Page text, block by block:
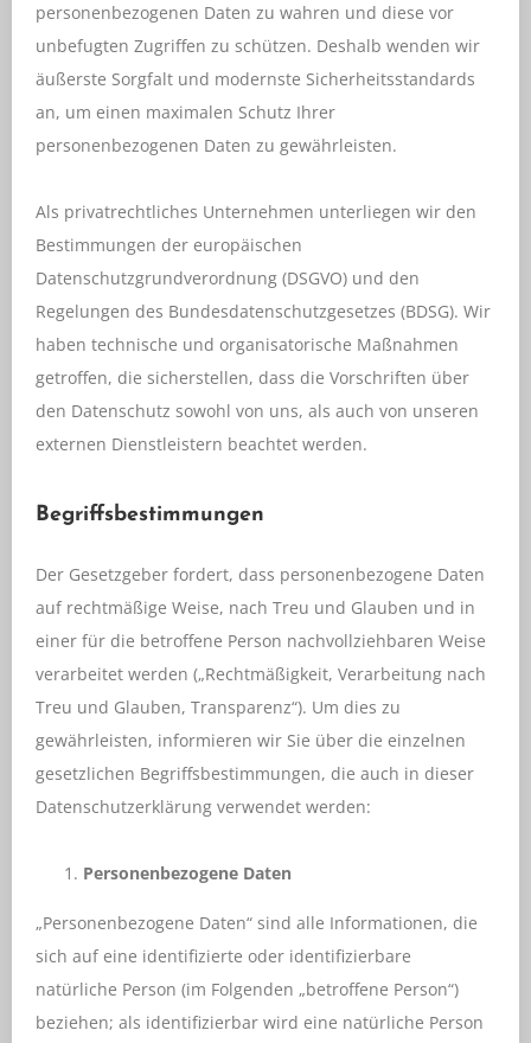
personenbezogenen Daten zu wahren und diese vor
unbefugten Zugriffen zu schützen. Deshalb wenden wir
äußerste Sorgfalt und modernste Sicherheitsstandards
an, um einen maximalen Schutz Ihrer
personenbezogenen Daten zu gewährleisten.
Als privatrechtliches Unternehmen unterliegen wir den
Bestimmungen der europäischen
Datenschutzgrundverordnung (DSGVO) und den
Regelungen des Bundesdatenschutzgesetzes (BDSG). Wir
haben technische und organisatorische Maßnahmen
getroffen, die sicherstellen, dass die Vorschriften über
den Datenschutz sowohl von uns, als auch von unseren
externen Dienstleistern beachtet werden.
Begriffsbestimmungen
Der Gesetzgeber fordert, dass personenbezogene Daten
auf rechtmäßige Weise, nach Treu und Glauben und in
einer für die betroffene Person nachvollziehbaren Weise
verarbeitet werden („Rechtmäßigkeit, Verarbeitung nach
Treu und Glauben, Transparenz“). Um dies zu
gewährleisten, informieren wir Sie über die einzelnen
gesetzlichen Begriffsbestimmungen, die auch in dieser
Datenschutzerklärung verwendet werden:
Personenbezogene Daten
„Personenbezogene Daten“ sind alle Informationen, die
sich auf eine identifizierte oder identifizierbare
natürliche Person (im Folgenden „betroffene Person“)
beziehen; als identifizierbar wird eine natürliche Person